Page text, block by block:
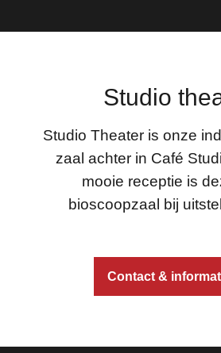
Studio
Studio Theater is onze
zaal achter in Café
mooie receptie is
bioscoopzaal bij
Contact &